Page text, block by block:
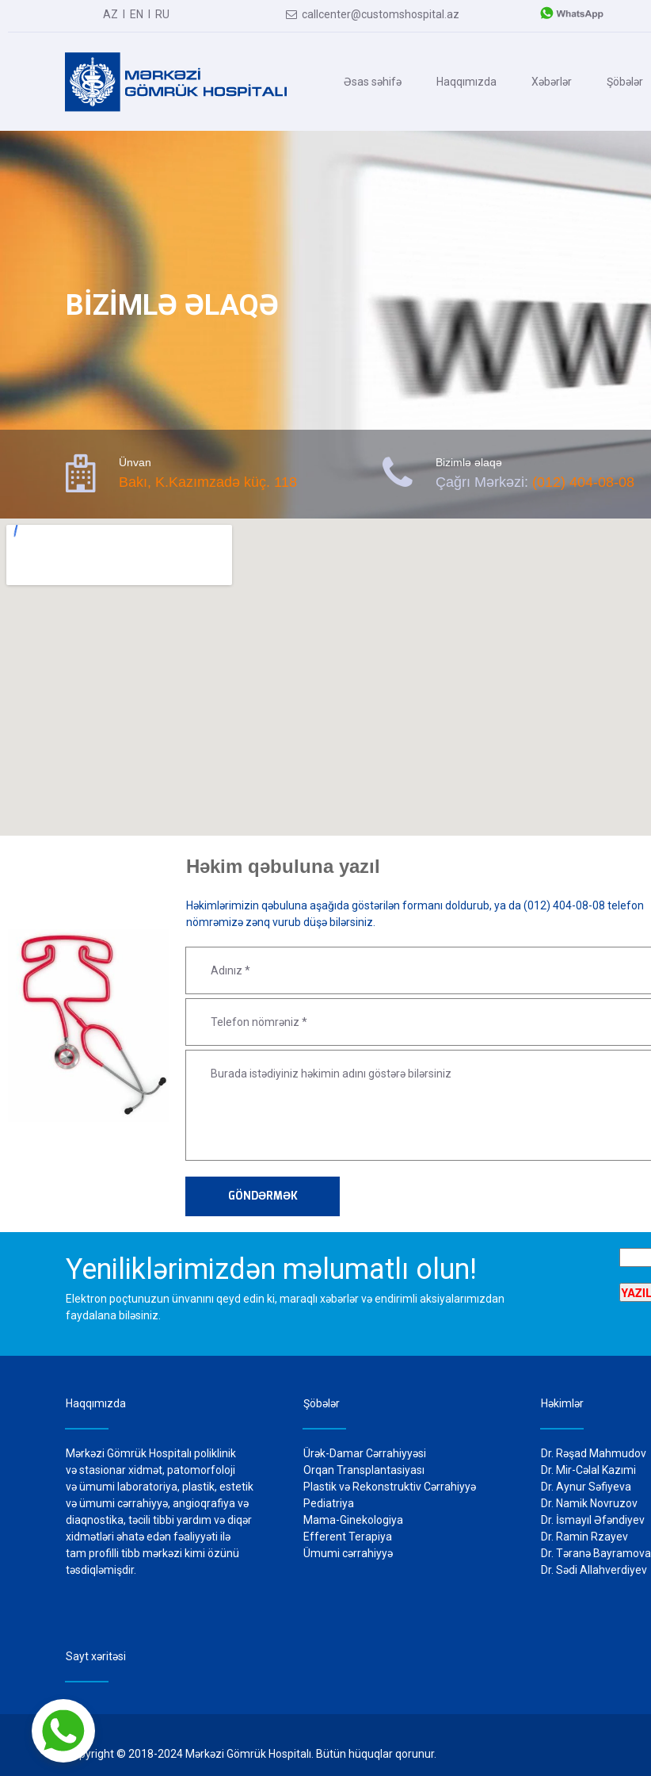
AZ EN RU  callcenter@customshospital.az
Əsas səhifə Haqqımızda Xəbərlər Şöbələr
BİZİMLƏ ƏLAQƏ
 Ünvan
Bakı, K.Kazımzadə küç. 118  Bizimlə əlaqə
Çağrı Mərkəzi: (012) 404-08-08
Həkim qəbuluna yazıl
Həkimlərimizin qəbuluna aşağıda göstərilən formanı doldurub, ya da (012) 404-08-08 telefon
nömrəmizə zənq vurub düşə bilərsiniz.
GÖNDƏRMƏK
Yeniliklərimizdən məlumatlı olun!
Elektron poçtunuzun ünvanını qeyd edin ki, maraqlı xəbərlər və endirimli aksiyalarımızdan
faydalana biləsiniz.
Haqqımızda
Mərkəzi Gömrük Hospitalı poliklinik
və stasionar xidmət, patomorfoloji
və ümumi laboratoriya, plastik, estetik
və ümumi cərrahiyyə, angioqrafiya və
diaqnostika, təcili tibbi yardım və diqər
xidmətləri əhatə edən fəaliyyəti ilə
tam profilli tibb mərkəzi kimi özünü
təsdiqləmişdir.
Şöbələr
Ürək-Damar Cərrahiyyəsi
Orqan Transplantasiyası
Plastik və Rekonstruktiv Cərrahiyyə
Pediatriya
Mama-Ginekologiya
Efferent Terapiya
Ümumi cərrahiyyə
Həkimlər
Dr. Rəşad Mahmudov
Dr. Mir-Cəlal Kazımi
Dr. Aynur Səfiyeva
Dr. Namik Novruzov
Dr. İsmayıl Əfəndiyev
Dr. Ramin Rzayev
Dr. Təranə Bayramova
Dr. Sədi Allahverdiyev
Sayt xəritəsi
Copyright © 2018-2024 Mərkəzi Gömrük Hospitalı. Bütün hüquqlar qorunur.